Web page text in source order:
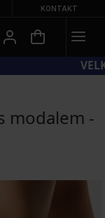
KONTAKT
%
modalem -